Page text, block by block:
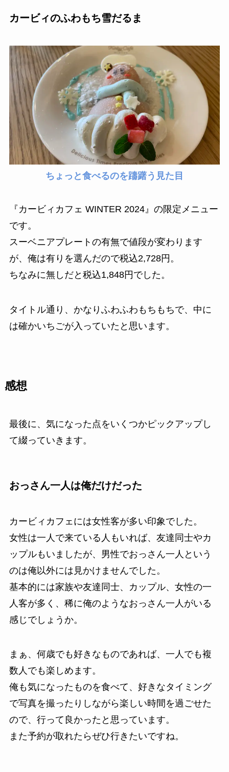
カービィのふわもち雪だるま
ちょっと食べるのを躊躇う見た目
『カービィカフェ WINTER 2024』の限定メニュー
です。
スーベニアプレートの有無で値段が変わります
が、俺は有りを選んだので税込2,728円。
ちなみに無しだと税込1,848円でした。
タイトル通り、かなりふわふわもちもちで、中に
は確かいちごが入っていたと思います。
感想
最後に、気になった点をいくつかピックアップし
て綴っていきます。
おっさん一人は俺だけだった
カービィカフェには女性客が多い印象でした。
女性は一人で来ている人もいれば、友達同士やカ
ップルもいましたが、男性でおっさん一人という
のは俺以外には見かけませんでした。
基本的には家族や友達同士、カップル、女性の一
人客が多く、稀に俺のようなおっさん一人がいる
感じでしょうか。
まぁ、何歳でも好きなものであれば、一人でも複
数人でも楽しめます。
俺も気になったものを食べて、好きなタイミング
で写真を撮ったりしながら楽しい時間を過ごせた
ので、行って良かったと思っています。
また予約が取れたらぜひ行きたいですね。